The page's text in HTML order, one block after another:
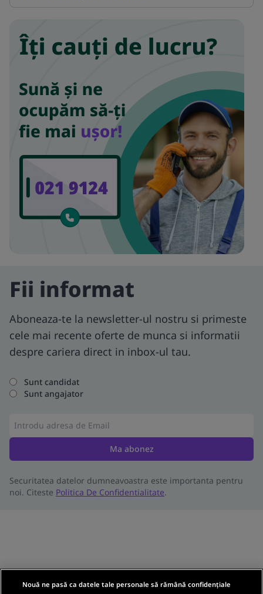
Fii informat
Aboneaza-te la newsletter-ul nostru si primeste
cele mai recente oferte de munca si informatii
despre cariera direct in inbox-ul tau.
Sunt candidat
Sunt angajator
Ma abonez
Securitatea datelor dumneavoastra este importanta pentru
noi. Citeste Politica De Confidentialitate.
Nouă ne pasă ca datele tale personale să rămână confidențiale